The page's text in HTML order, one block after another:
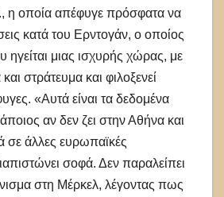
η οποία απέφυγε πρόσφατα να
κατά του Ερντογάν, ο οποίος
ηγείται μιας ισχυρής χώρας, με
στράτευμα και φιλοξενεί
«Αυτά είναι τα δεδομένα
αν δεν ζει στην Αθήνα και
σε άλλες ευρωπαϊκές
σοφά. Δεν παραλείπει
στη Μέρκελ, λέγοντας πως